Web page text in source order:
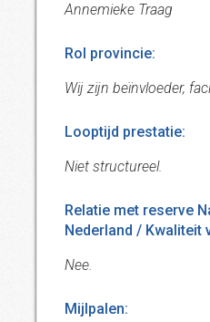
Annemieke Traag
Rol provincie:
Wij zijn beïnvloeder,
Looptijd prestatie:
Niet structureel.
Relatie met reserve
Nederland / Kwaliteit
Nee.
Mijlpalen: